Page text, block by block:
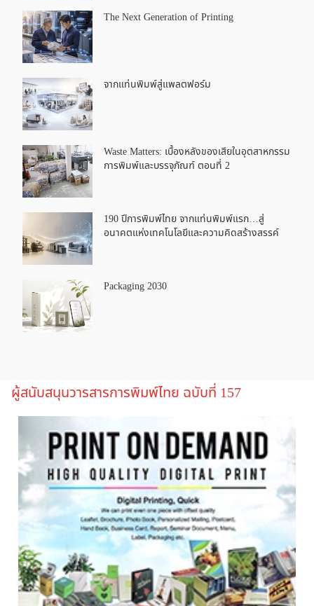
The Next Generation of Printing
จากแท่นพิมพ์สู่แพลตฟอร์ม
Waste Matters: เบื้องหลังของเสียในอุตสาหกรรม
การพิมพ์และบรรจุภัณฑ์ ตอนที่ 2
190 ปีการพิมพ์ไทย จากแท่นพิมพ์แรก…สู่
อนาคตแห่งเทคโนโลยีและความคิดสร้างสรรค์
Packaging 2030
ผู้สนับสนุนวารสารการพิมพ์ไทย ฉบับที่ 157